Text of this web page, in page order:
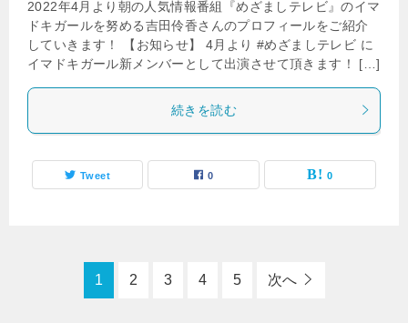
2022年4月より朝の人気情報番組『めざましテレビ』のイマ
ドキガールを努める吉田伶香さんのプロフィールをご紹介
していきます！ 【お知らせ】 4月より #めざましテレビ に
イマドキガール新メンバーとして出演させて頂きます！ […]
続きを読む
Tweet 0 0
1 2 3 4 5 次へ